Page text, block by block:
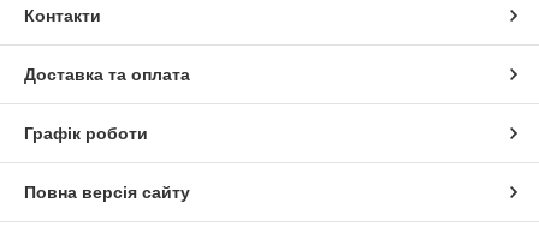
Контакти
Доставка та оплата
Графік роботи
Повна версія сайту